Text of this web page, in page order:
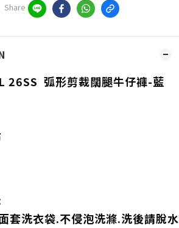
Share
26SS 弧形剪裁闊腿牛仔褲-藍
套洗衣袋.不侵泡洗滌.洗後請脫水